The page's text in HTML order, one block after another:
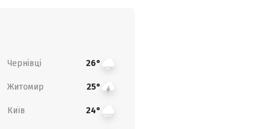
Чернівці 26°
Житомир 25°
Київ 24°